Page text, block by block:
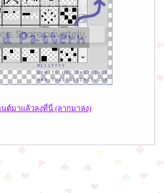
ต์มาแล้วลงที่นี่ (ลากมาลง)